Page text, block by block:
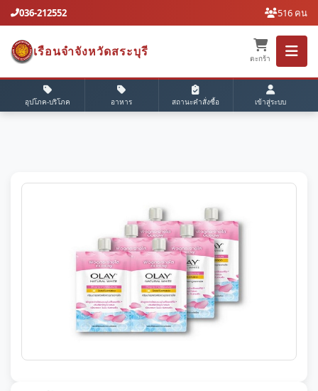
036-212552 516 คน
เรือนจำจังหวัดสระบุรี
ตะกร้า
อุปโภค-บริโภค อาหาร สถานะคำสั่งซื้อ เข้าสู่ระบบ